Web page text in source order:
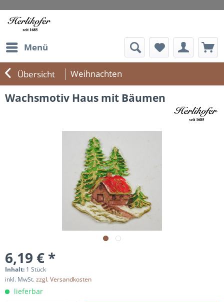
Menü
Übersicht Weihnachten
Wachsmotiv Haus mit Bäumen
6,19 € *
Inhalt: 1 Stück
inkl. MwSt.zzgl. Versandkosten
lieferbar